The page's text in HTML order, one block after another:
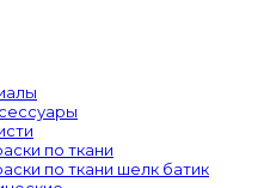
по ткани
по ткани шелк батик